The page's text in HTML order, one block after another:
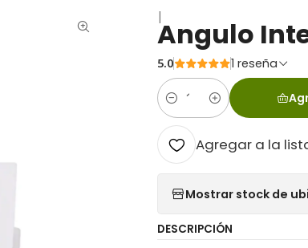
|
Angulo
5.0 1 reseña
Cantidad
Agregar a la
Mostrar stock de
DESCRIPCIÓN